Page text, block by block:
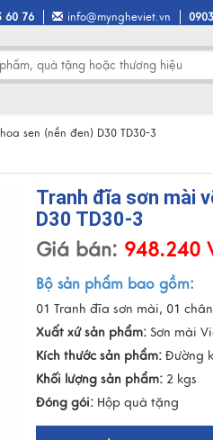
60 76 info@myngheviet.vn
sen (nền đen) D30 TD30-3
Tranh đĩa sơn mài
D30 TD30-3
Giá bán: 948.240
Bộ sản phẩm bao gồm:
01 Tranh đĩa sơn mài, 01
Xuất xứ sản phẩm: Sơn mài
Kích thước sản phẩm: Đường
Khối lượng sản phẩm: 2 kgs
Đóng gói: Hộp quà tặng